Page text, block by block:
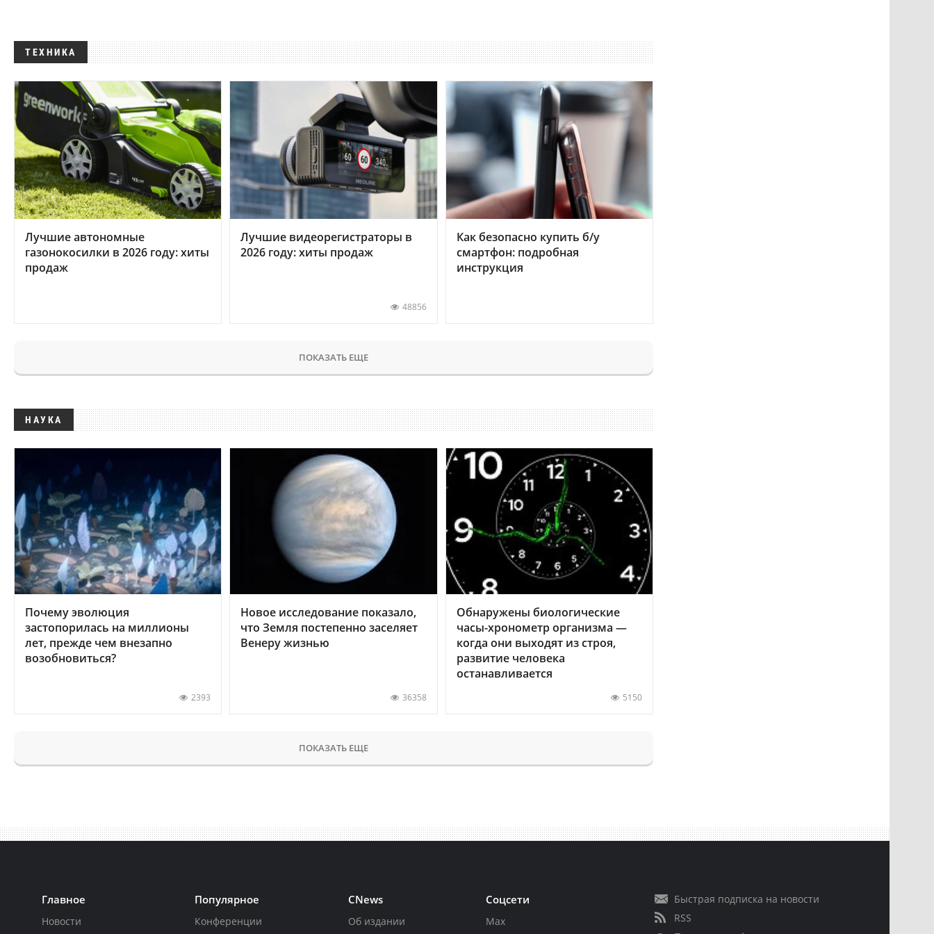
ТЕХНИКА
Лучшие автономные
газонокосилки в 2026 году: хиты
продаж
Лучшие видеорегистраторы в
2026 году: хиты продаж
48856
Как безопасно купить б/у
смартфон: подробная
инструкция
ПОКАЗАТЬ ЕЩЕ
НАУКА
Почему эволюция
застопорилась на миллионы
лет, прежде чем внезапно
возобновиться?
2393
Новое исследование показало,
что Земля постепенно заселяет
Венеру жизнью
36358
Обнаружены биологические
часы-хронометр организма —
когда они выходят из строя,
развитие человека
останавливается
5150
ПОКАЗАТЬ ЕЩЕ
Главное
Новости
Популярное
Конференции
CNews
Об издании
Соцсети
Max
Быстрая подписка на новости
RSS